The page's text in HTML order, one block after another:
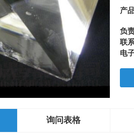
产
负
联
电
询问表格